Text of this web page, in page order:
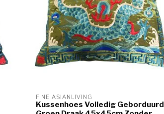
FINE ASIANLIVING
Kussenhoes Volledig Geborduurd